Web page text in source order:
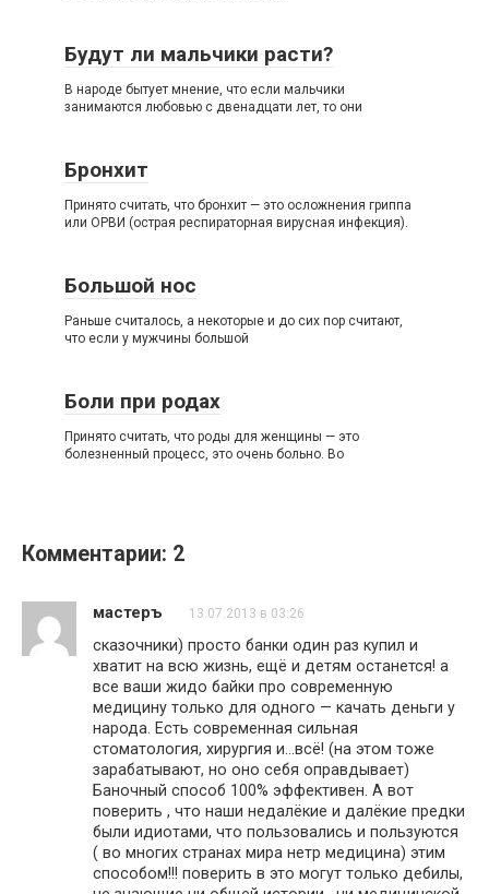
Будут ли мальчики расти?
В народе бытует мнение, что если мальчики
занимаются любовью с двенадцати лет, то они
Бронхит
Принято считать, что бронхит — это осложнения гриппа
или ОРВИ (острая респираторная вирусная инфекция).
Большой нос
Раньше считалось, а некоторые и до сих пор считают,
что если у мужчины большой
Боли при родах
Принято считать, что роды для женщины — это
болезненный процесс, это очень больно. Во
Комментарии: 2
мастеръ 13.07.2013 в 03:26
сказочники) просто банки один раз купил и
хватит на всю жизнь, ещё и детям останется! а
все ваши жидо байки про современную
медицину только для одного — качать деньги у
народа. Есть современная сильная
стоматология, хирургия и…всё! (на этом тоже
зарабатывают, но оно себя оправдывает)
Баночный способ 100% эффективен. А вот
поверить , что наши недалёкие и далёкие предки
были идиотами, что пользовались и пользуются
( во многих странах мира нетр медицина) этим
способом!!! поверить в это могут только дебилы,